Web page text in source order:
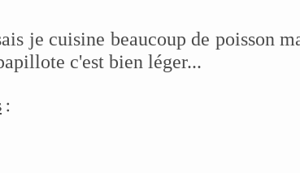
je cuisine beaucoup de poisson
c'est bien léger...
: